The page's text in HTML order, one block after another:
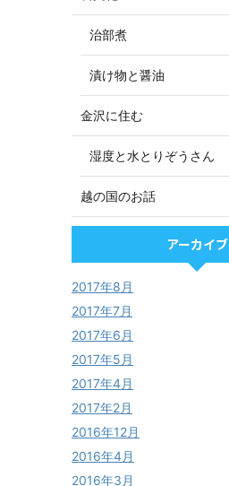
治部煮
漬け物と醤油
金沢に住む
湿度と水とりぞうさん
越の国のお話
アーカイブ
2017年8月
2017年7月
2017年6月
2017年5月
2017年4月
2017年2月
2016年12月
2016年4月
2016年3月